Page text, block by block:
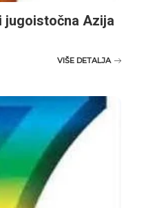
jugoistočna Azija
VIŠE DETALJA